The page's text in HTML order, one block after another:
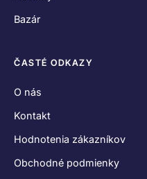
Bazár
ČASTÉ ODKAZY
O nás
Kontakt
Hodnotenia zákazníkov
Obchodné podmienky